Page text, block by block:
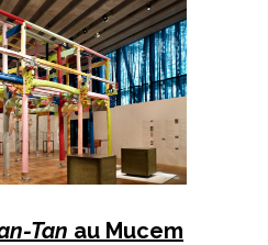
Tan au Mucem